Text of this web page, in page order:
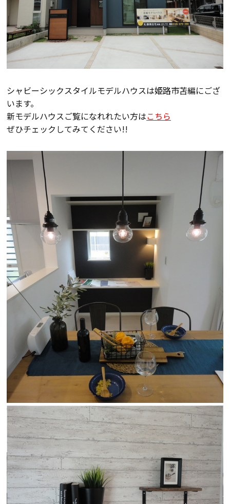
素材とデザイン
耐震性能+制震性能
長期優良住宅
ラインナップ
施工実績
イベント・見学会
モデルハウス紹介
お客様の声
会社案内
経営理念・
会社案内
スタッフ紹介
取り組み
採用情報
家づくりサポート
土地の上手な探し方
家づくりの資金計画
シャビーシックスタイルモデルハウスは姫路市苫編にござ
います。
新モデルハウスご覧になれれたい方はこちら
ぜひチェックしてみてください!!